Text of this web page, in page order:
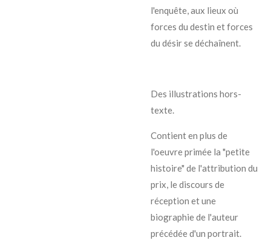
l'enquête, aux lieux où
forces du destin et forces
du désir se déchaînent.
Des illustrations hors-
texte.
Contient en plus de
l'oeuvre primée la "petite
histoire" de l'attribution du
prix, le discours de
réception et une
biographie de l'auteur
précédée d'un portrait.